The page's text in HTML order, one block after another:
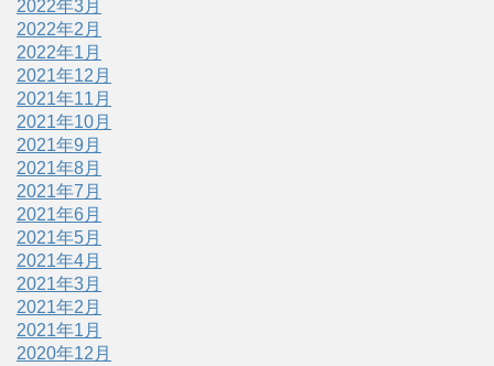
2022年3月
2022年2月
2022年1月
2021年12月
2021年11月
2021年10月
2021年9月
2021年8月
2021年7月
2021年6月
2021年5月
2021年4月
2021年3月
2021年2月
2021年1月
2020年12月